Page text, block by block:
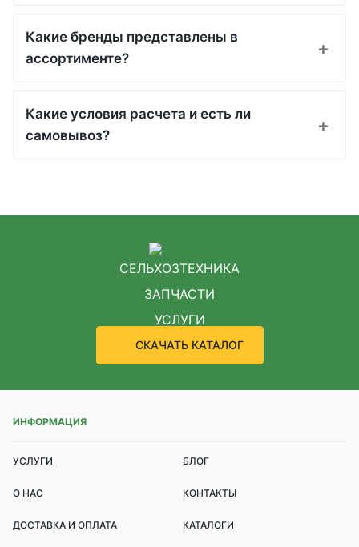
Какие бренды представлены в
ассортименте?
Какие условия расчета и есть ли
самовывоз?
СЕЛЬХОЗТЕХНИКА
ЗАПЧАСТИ
УСЛУГИ
СКАЧАТЬ КАТАЛОГ
ИНФОРМАЦИЯ
УСЛУГИ БЛОГ
О НАС КОНТАКТЫ
ДОСТАВКА И ОПЛАТА КАТАЛОГИ